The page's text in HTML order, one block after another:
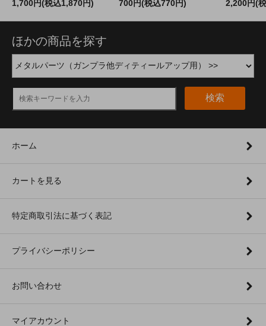
1,700円(税込1,870円) 700円(税込770円) 2,200円(
ほかの商品を探す
検索
ホーム
カートを見る
特定商取引法に基づく表記
プライバシーポリシー
お問い合わせ
マイアカウント